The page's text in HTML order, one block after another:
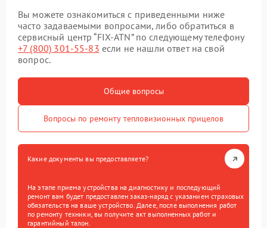
Вы можете ознакомиться с приведенными ниже
часто задаваемыми вопросами, либо обратиться в
сервисный центр “FIX-ATN” по следующему телефону
+7 (800) 301-55-83 если не нашли ответ на свой
вопрос.
Общие вопросы
Вопросы по ремонту тепловизионных прицелов
Какие документы вы предоставляете?
На этапе приема устройства на диагностику и последующий
ремонт вам будет предоставлен заказ-наряд с указанием страховых
обязательств на ваше устройство. Далее, после выполнения работ
по ремонту техники, вы получите акт выполненных работ и
гарантийный талон.